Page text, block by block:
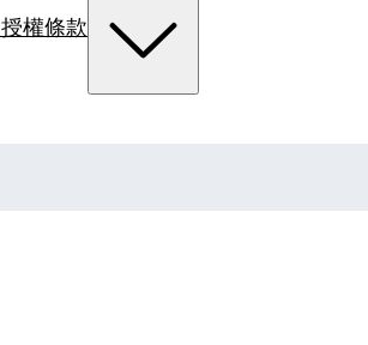
授權條款